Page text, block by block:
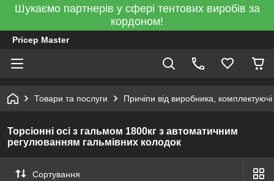
Шукаємо партнерів у сфері тентових виробів за
кордоном!
Pricep Master
Товари та послуги Причіпи від виробника,
Торсіонні осі з гальмом 1800кг з автоматичним
регулюванням гальмівних колодок
Сортування